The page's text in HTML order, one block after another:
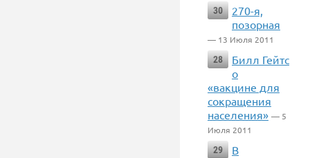
30
270-я,
позорная
— 13 Июля 2011
28
Билл Гейтс
о
«вакцине для
сокращения
населения» — 5
Июля 2011
29
В